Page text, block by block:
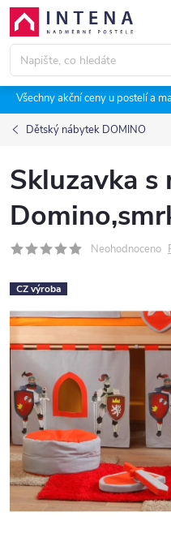
Přejít
obsah
Všechny akční ceny u postelí a
Dětský nábytek DOMINO
Skluzavka
Neohodnoceno
CZ výroba